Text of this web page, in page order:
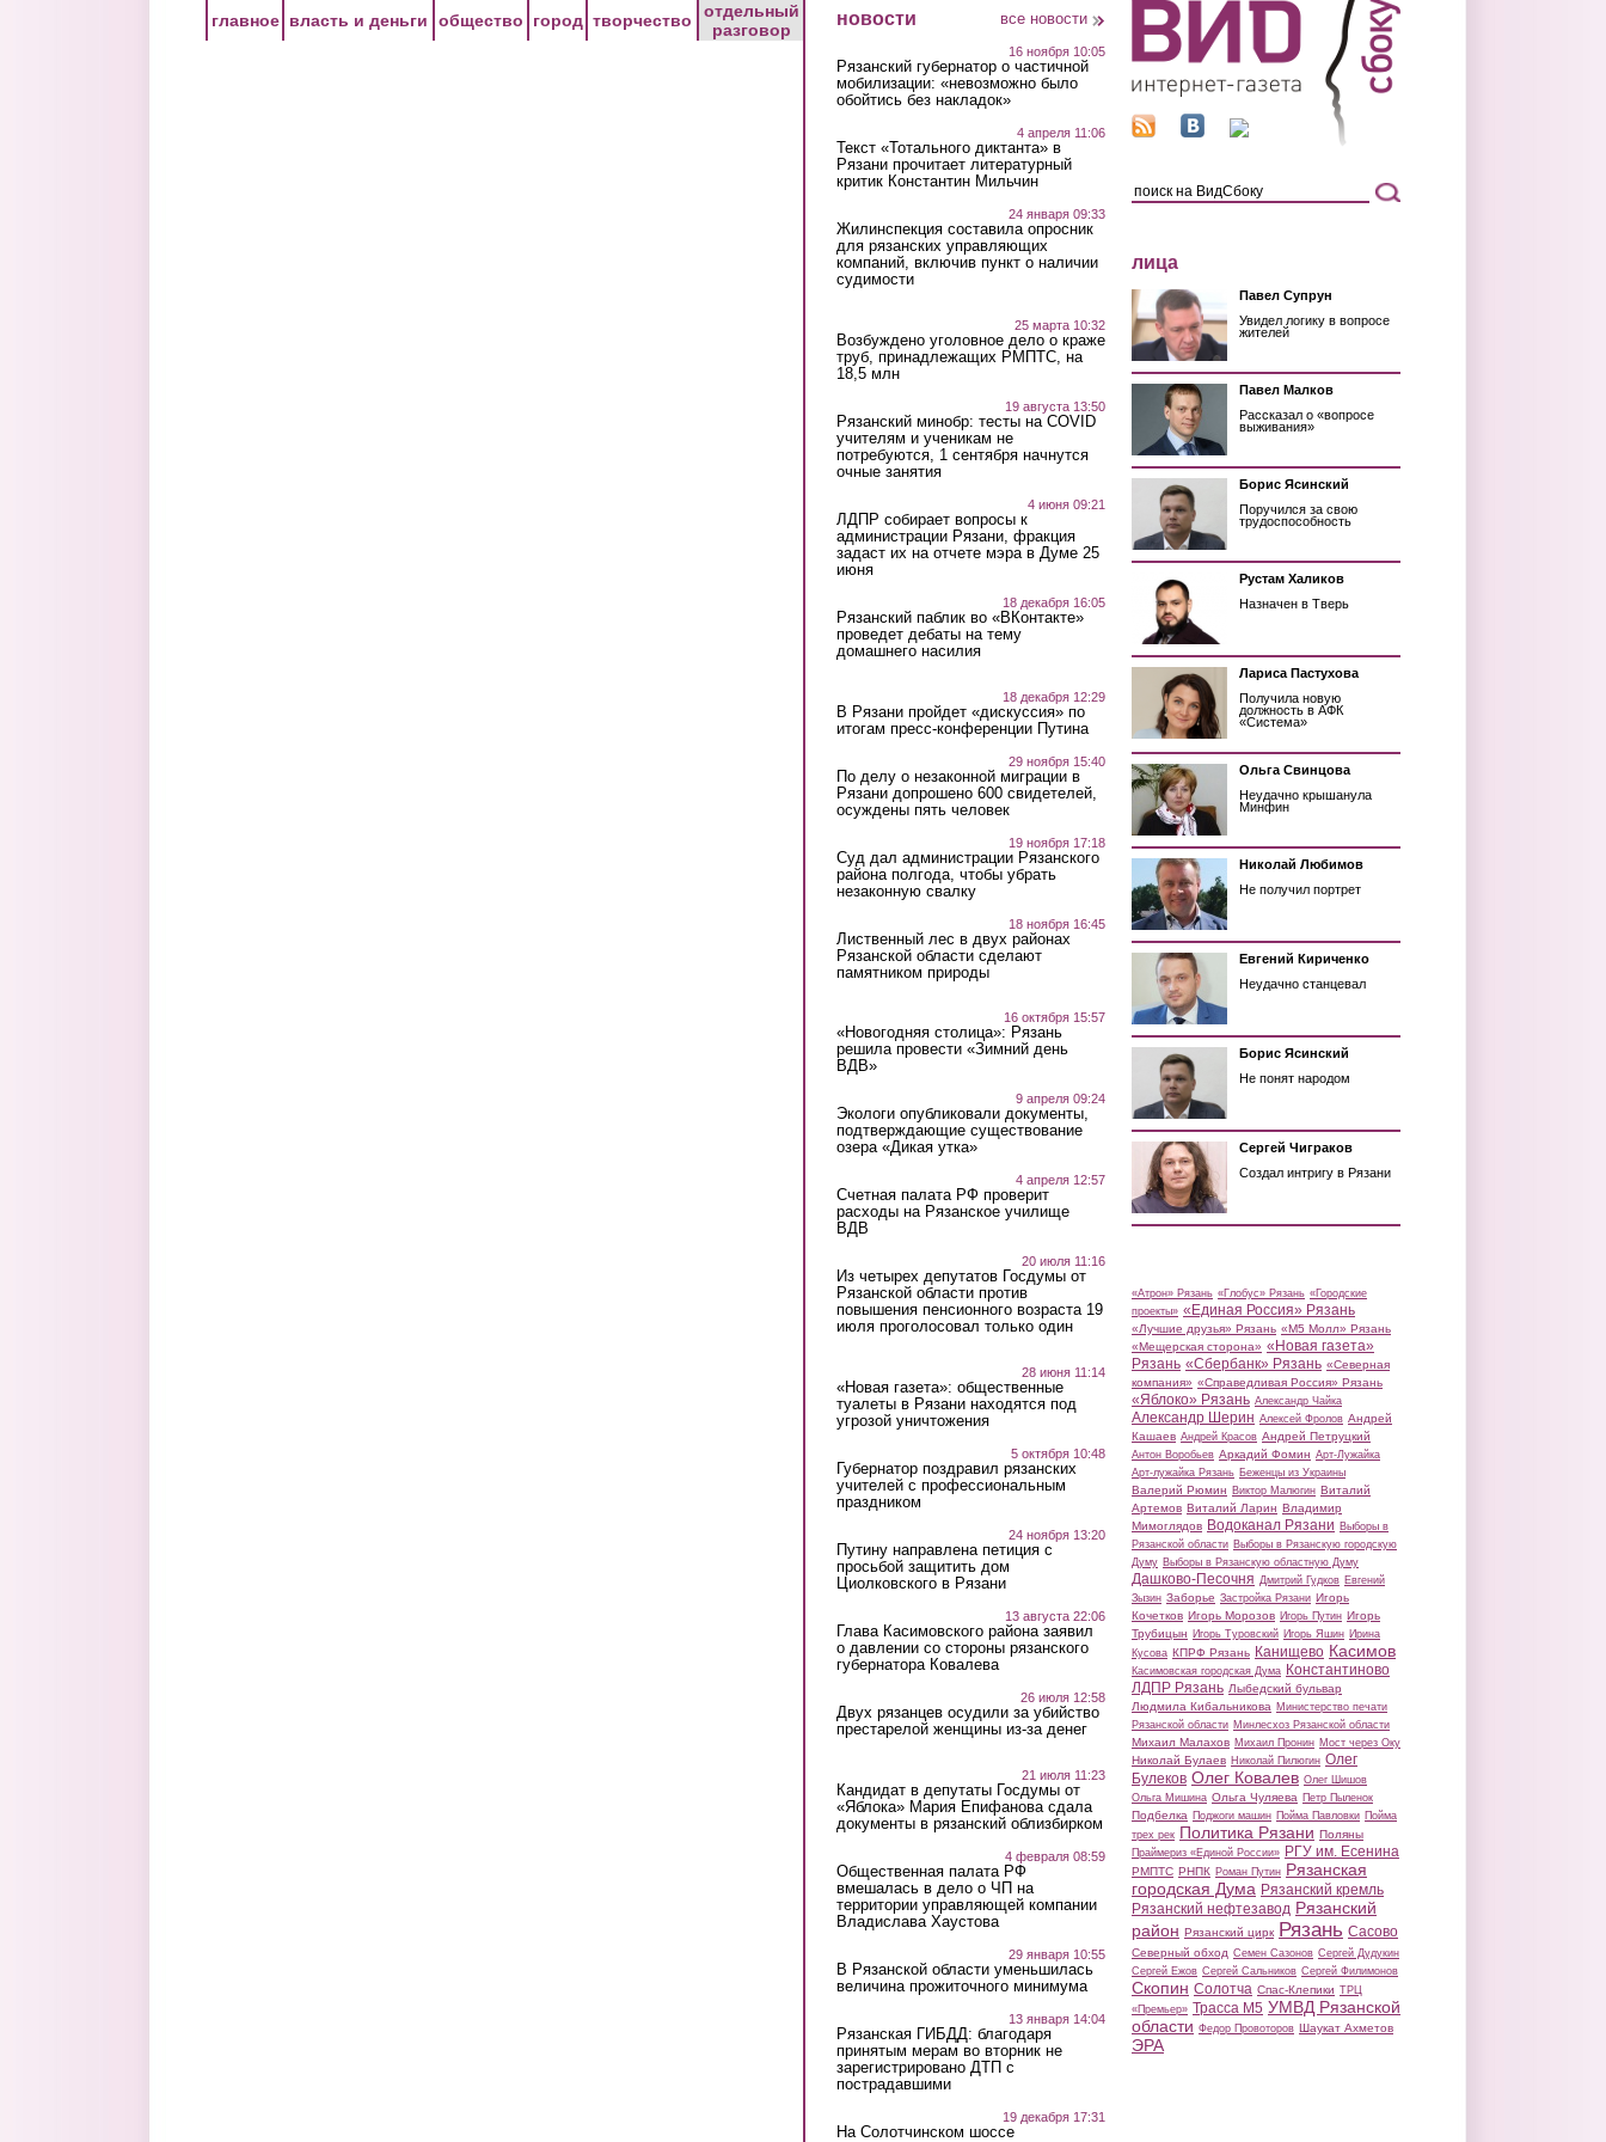
главное власть и деньги общество город творчество
отдельный
разговор
новости все новости
16 ноября 10:05
Рязанский губернатор о частичной
мобилизации: «невозможно было
обойтись без накладок»
4 апреля 11:06
Текст «Тотального диктанта» в
Рязани прочитает литературный
критик Константин Мильчин
24 января 09:33
Жилинспекция составила опросник
для рязанских управляющих
компаний, включив пункт о наличии
судимости
25 марта 10:32
Возбуждено уголовное дело о краже
труб, принадлежащих РМПТС, на
18,5 млн
19 августа 13:50
Рязанский минобр: тесты на COVID
учителям и ученикам не
потребуются, 1 сентября начнутся
очные занятия
4 июня 09:21
ЛДПР собирает вопросы к
администрации Рязани, фракция
задаст их на отчете мэра в Думе 25
июня
18 декабря 16:05
Рязанский паблик во «ВКонтакте»
проведет дебаты на тему
домашнего насилия
18 декабря 12:29
В Рязани пройдет «дискуссия» по
итогам пресс-конференции Путина
29 ноября 15:40
По делу о незаконной миграции в
Рязани допрошено 600 свидетелей,
осуждены пять человек
19 ноября 17:18
Суд дал администрации Рязанского
района полгода, чтобы убрать
незаконную свалку
18 ноября 16:45
Лиственный лес в двух районах
Рязанской области сделают
памятником природы
16 октября 15:57
«Новогодняя столица»: Рязань
решила провести «Зимний день
ВДВ»
9 апреля 09:24
Экологи опубликовали документы,
подтверждающие существование
озера «Дикая утка»
4 апреля 12:57
Счетная палата РФ проверит
расходы на Рязанское училище
ВДВ
20 июля 11:16
Из четырех депутатов Госдумы от
Рязанской области против
повышения пенсионного возраста 19
июля проголосовал только один
28 июня 11:14
«Новая газета»: общественные
туалеты в Рязани находятся под
угрозой уничтожения
5 октября 10:48
Губернатор поздравил рязанских
учителей с профессиональным
праздником
24 ноября 13:20
Путину направлена петиция с
просьбой защитить дом
Циолковского в Рязани
13 августа 22:06
Глава Касимовского района заявил
о давлении со стороны рязанского
губернатора Ковалева
26 июля 12:58
Двух рязанцев осудили за убийство
престарелой женщины из-за денег
21 июля 11:23
Кандидат в депутаты Госдумы от
«Яблока» Мария Епифанова сдала
документы в рязанский облизбирком
4 февраля 08:59
Общественная палата РФ
вмешалась в дело о ЧП на
территории управляющей компании
Владислава Хаустова
29 января 10:55
В Рязанской области уменьшилась
величина прожиточного минимума
13 января 14:04
Рязанская ГИБДД: благодаря
принятым мерам во вторник не
зарегистрировано ДТП с
пострадавшими
19 декабря 17:31
На Солотчинском шоссе
лица
Павел Супрун
Увидел логику в вопросе
жителей
Павел Малков
Рассказал о «вопросе
выживания»
Борис Ясинский
Поручился за свою
трудоспособность
Рустам Халиков
Назначен в Тверь
Лариса Пастухова
Получила новую
должность в АФК
«Система»
Ольга Свинцова
Неудачно крышанула
Минфин
Николай Любимов
Не получил портрет
Евгений Кириченко
Неудачно станцевал
Борис Ясинский
Не понят народом
Сергей Чиграков
Создал интригу в Рязани
«Атрон» Рязань «Глобус» Рязань «Городские
проекты» «Единая Россия» Рязань
«Лучшие друзья» Рязань «М5 Молл» Рязань
«Мещерская сторона» «Новая газета»
Рязань «Сбербанк» Рязань «Северная
компания» «Справедливая Россия» Рязань
«Яблоко» Рязань Александр Чайка
Александр Шерин Алексей Фролов Андрей
Кашаев Андрей Красов Андрей Петруцкий
Антон Воробьев Аркадий Фомин Арт-Лужайка
Арт-лужайка Рязань Беженцы из Украины
Валерий Рюмин Виктор Малюгин Виталий
Артемов Виталий Ларин Владимир
Мимоглядов Водоканал Рязани Выборы в
Рязанской области Выборы в Рязанскую городскую
Думу Выборы в Рязанскую областную Думу
Дашково-Песочня Дмитрий Гудков Евгений
Зызин Заборье Застройка Рязани Игорь
Кочетков Игорь Морозов Игорь Путин Игорь
Трубицын Игорь Туровский Игорь Яшин Ирина
Кусова КПРФ Рязань Канищево Касимов
Касимовская городская Дума Константиново
ЛДПР Рязань Лыбедский бульвар
Людмила Кибальникова Министерство печати
Рязанской области Минлесхоз Рязанской области
Михаил Малахов Михаил Пронин Мост через Оку
Николай Булаев Николай Пилюгин Олег
Булеков Олег Ковалев Олег Шишов
Ольга Мишина Ольга Чуляева Петр Пыленок
Подбелка Поджоги машин Пойма Павловки Пойма
трех рек Политика Рязани Поляны
Праймериз «Единой России» РГУ им. Есенина
РМПТС РНПК Роман Путин Рязанская
городская Дума Рязанский кремль
Рязанский нефтезавод Рязанский
район Рязанский цирк Рязань Сасово
Северный обход Семен Сазонов Сергей Дудукин
Сергей Ежов Сергей Сальников Сергей Филимонов
Скопин Солотча Спас-Клепики ТРЦ
«Премьер» Трасса М5 УМВД Рязанской
области Федор Провоторов Шаукат Ахметов
ЭРА